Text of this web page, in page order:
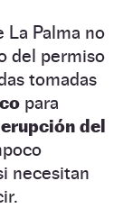
La Palma no
del permiso
tomadas
para
erupción del
necesitan